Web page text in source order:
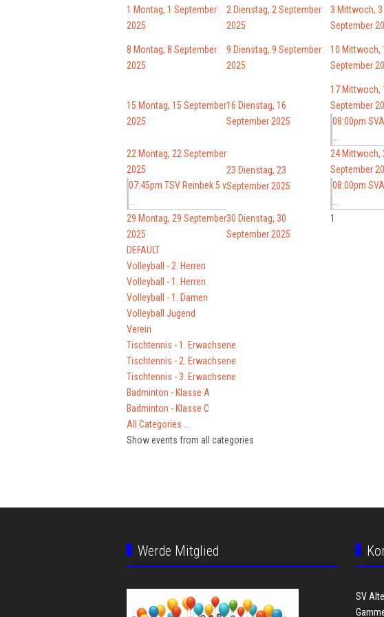
1 Montag, 1 September
2025
2 Dienstag, 2 September
2025
3 Mittwoch, 3
September
8 Montag, 8 September
2025
9 Dienstag, 9 September
2025
10 Mittwoch,
September
15 Montag, 15 September
2025
16 Dienstag, 16
September 2025
17 Mittwoch,
September
08:00pm
22 Montag, 22 September
2025
07:45pm TSV Reinbek 5 v
23 Dienstag, 23
September 2025
24 Mittwoch,
September
08:00pm
29 Montag, 29 September
2025
30 Dienstag, 30
September 2025
1
DEFAULT
Volleyball - 2. Herren
Volleyball - 1. Herren
Volleyball - 1. Damen
Volleyball Jugend
Verein
Tischtennis - 1. Erwachsene
Tischtennis - 2. Erwachsene
Tischtennis - 3. Erwachsene
Badminton - Klasse A
Badminton - Klasse C
All Categories ...
Show events from all categories
Werde Mitglied
SV